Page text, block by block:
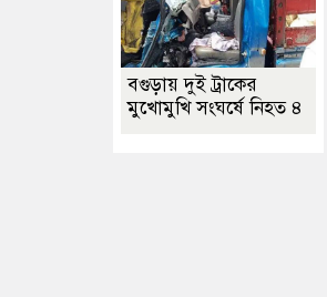
বগুড়ায় দুই ট্রাকের
মুখোমুখি সংঘর্ষে নিহত ৪